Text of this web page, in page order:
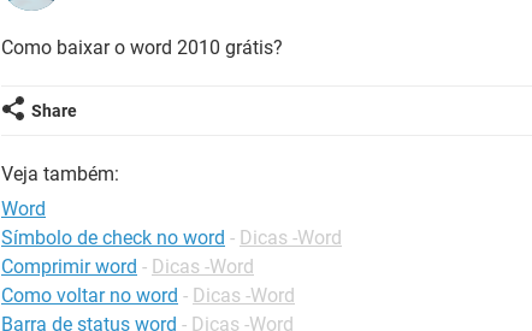
Como baixar o word 2010 grátis?
Share
Veja também:
Word
Símbolo de check no word - Dicas -Word
Comprimir word - Dicas -Word
Como voltar no word - Dicas -Word
Barra de status word - Dicas -Word